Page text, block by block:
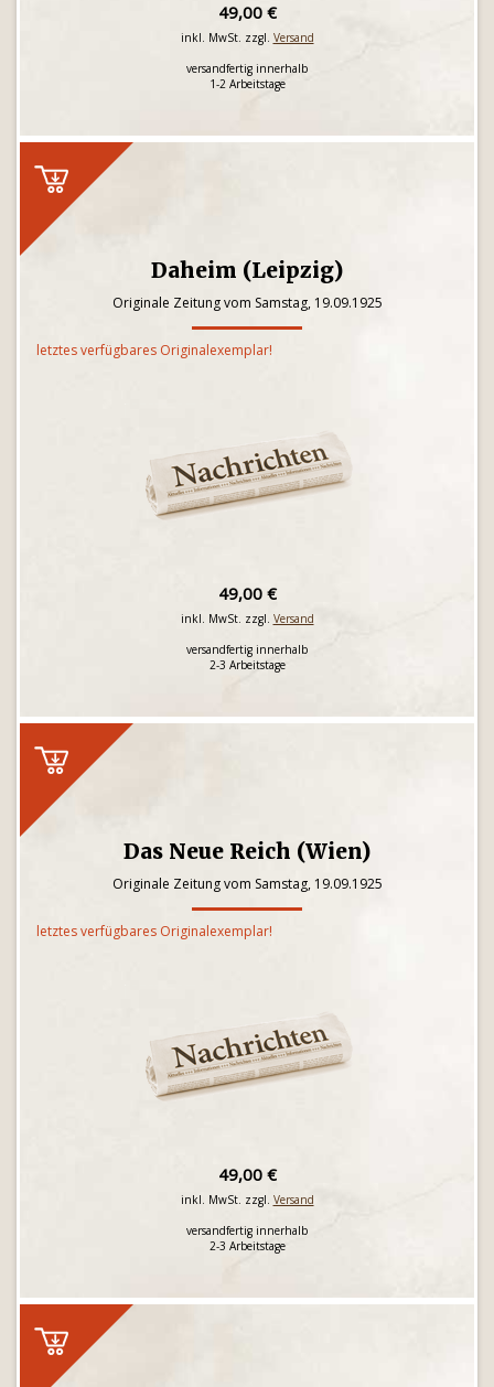
49,00 €
inkl. MwSt. zzgl. Versand
versandfertig innerhalb
1-2 Arbeitstage
Daheim (Leipzig)
Originale Zeitung vom Samstag, 19.09.1925
letztes verfügbares Originalexemplar!
49,00 €
inkl. MwSt. zzgl. Versand
versandfertig innerhalb
2-3 Arbeitstage
Das Neue Reich (Wien)
Originale Zeitung vom Samstag, 19.09.1925
letztes verfügbares Originalexemplar!
49,00 €
inkl. MwSt. zzgl. Versand
versandfertig innerhalb
2-3 Arbeitstage